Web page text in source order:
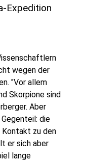
Expedition
wegen der
"Vor allem
Skorpione sind
Aber
die
Kontakt zu den
er sich aber
lange